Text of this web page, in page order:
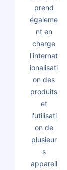
prend
égaleme
nt en
charge
l'internat
ionalisati
on des
produits
et
l'utilisati
on de
plusieur
s
appareil